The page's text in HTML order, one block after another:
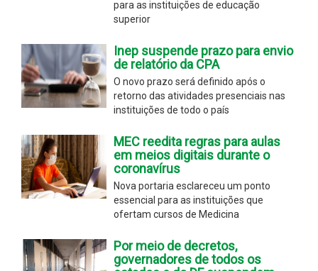
para as instituições de educação
superior
Inep suspende prazo para envio
de relatório da CPA
O novo prazo será definido após o
retorno das atividades presenciais nas
instituições de todo o país
MEC reedita regras para aulas
em meios digitais durante o
coronavírus
Nova portaria esclareceu um ponto
essencial para as instituições que
ofertam cursos de Medicina
Por meio de decretos,
governadores de todos os